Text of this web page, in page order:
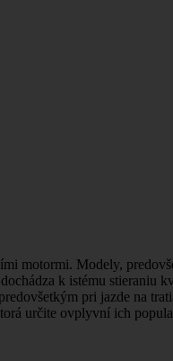
motormi. Modely,
k istému stieraniu
pri jazde na
určite ovplyvní ich